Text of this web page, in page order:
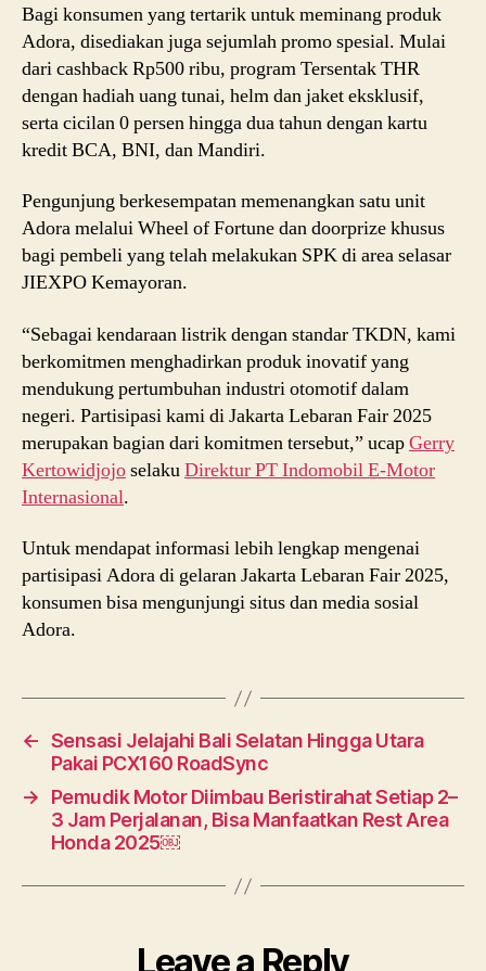
Bagi konsumen yang tertarik untuk meminang produk
Adora, disediakan juga sejumlah promo spesial. Mulai
dari cashback Rp500 ribu, program Tersentak THR
dengan hadiah uang tunai, helm dan jaket eksklusif,
serta cicilan 0 persen hingga dua tahun dengan kartu
kredit BCA, BNI, dan Mandiri.
Pengunjung berkesempatan memenangkan satu unit
Adora melalui Wheel of Fortune dan doorprize khusus
bagi pembeli yang telah melakukan SPK di area selasar
JIEXPO Kemayoran.
“Sebagai kendaraan listrik dengan standar TKDN, kami
berkomitmen menghadirkan produk inovatif yang
mendukung pertumbuhan industri otomotif dalam
negeri. Partisipasi kami di Jakarta Lebaran Fair 2025
merupakan bagian dari komitmen tersebut,” ucapGerry
KertowidjojoselakuDirektur PT Indomobil E-Motor
Internasional.
Untuk mendapat informasi lebih lengkap mengenai
partisipasi Adora di gelaran Jakarta Lebaran Fair 2025,
konsumen bisa mengunjungi situs dan media sosial
Adora.
← Sensasi Jelajahi Bali Selatan Hingga Utara
Pakai PCX160 RoadSync
→
Pemudik Motor Diimbau Beristirahat Setiap 2–
3 Jam Perjalanan, Bisa Manfaatkan Rest Area
Honda 2025￼
Leave a Reply